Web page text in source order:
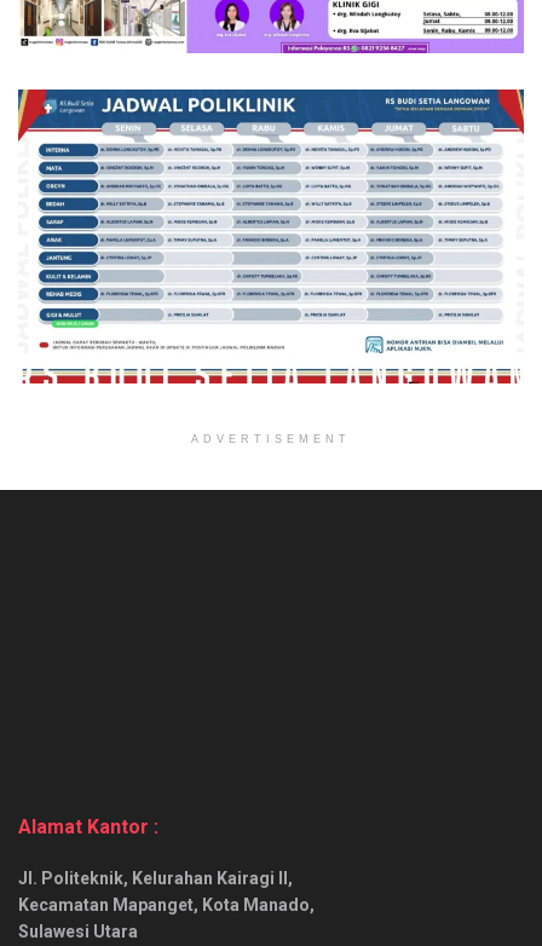
ADVERTISEMENT
Alamat Kantor :
Jl. Politeknik, Kelurahan Kairagi II,
Kecamatan Mapanget, Kota Manado,
Sulawesi Utara